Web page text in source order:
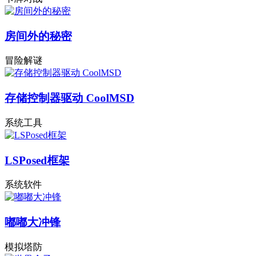
房间外的秘密
冒险解谜
存储控制器驱动 CoolMSD
系统工具
LSPosed框架
系统软件
嘟嘟大冲锋
模拟塔防